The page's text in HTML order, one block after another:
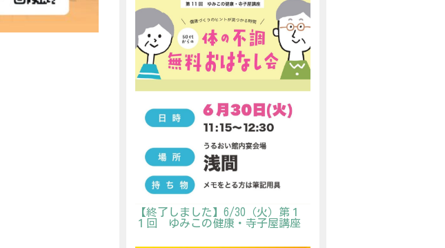
【終了しました】6/30（火）第１
１回 ゆみこの健康・寺子屋講座